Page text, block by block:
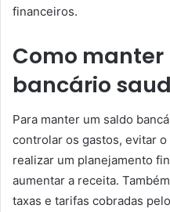
financeiros.
Como
bancário
Para manter um saldo
controlar os gastos, evitar
realizar um planejamento
aumentar a receita.
taxas e tarifas cobradas